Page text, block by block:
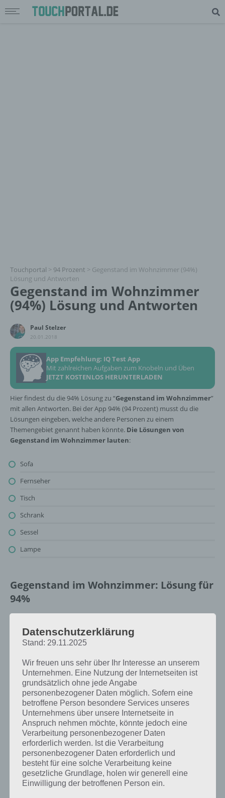
Touchportal > 94 Prozent > Gegenstand im Wohnzimmer (94%)
Lösung und Antworten
Gegenstand im Wohnzimmer
(94%) Lösung und Antworten
Paul Stelzer
20.01.2018
App Empfehlung: IQ Test App
Mit zahlreichen Aufgaben zum Knobeln und Üben
JETZT KOSTENLOS HERUNTERLADEN
Hier findest du die 94% Lösung zu “Gegenstand im Wohnzimmer”
mit allen Antworten. Bei der App 94% (94 Prozent) musst du die
Lösungen eingeben, welche andere Personen zu einem
Themengebiet genannt haben könnte. Die Lösungen von
Gegenstand im Wohnzimmer lauten:
Sofa
Fernseher
Tisch
Schrank
Sessel
Lampe
Gegenstand im Wohnzimmer: Lösung für
94%
Wohnzimmer. Da die Reihenfolge bei jedem Spieler anders ist,
können wir dir nicht das exakte Level anzeigen, weshalb du über
entsprechenden Antworten findest!
Weitere Lösungen zu 94%
gesucht? Schaue inunsere
Komplettlösung zur App! Dort
kannst du mit der Suche
schnell die Antworten und
Lösungen der über 300 Level
finden!
Datenschutzerklärung
Stand: 29.11.2025
Wir freuen uns sehr über Ihr Interesse an unserem
Unternehmen. Eine Nutzung der Internetseiten ist
grundsätzlich ohne jede Angabe
personenbezogener Daten möglich. Sofern eine
betroffene Person besondere Services unseres
Unternehmens über unsere Internetseite in
Anspruch nehmen möchte, könnte jedoch eine
Verarbeitung personenbezogener Daten
erforderlich werden. Ist die Verarbeitung
personenbezogener Daten erforderlich und
besteht für eine solche Verarbeitung keine
gesetzliche Grundlage, holen wir generell eine
Einwilligung der betroffenen Person ein.